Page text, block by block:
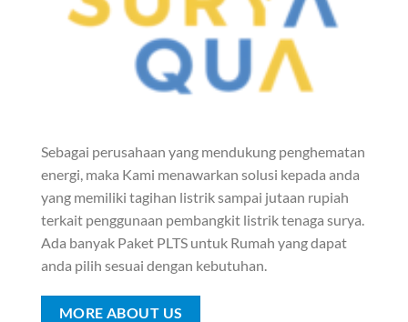
Sebagai perusahaan yang mendukung penghematan
energi, maka Kami menawarkan solusi kepada anda
yang memiliki tagihan listrik sampai jutaan rupiah
terkait penggunaan pembangkit listrik tenaga surya.
Ada banyak Paket PLTS untuk Rumah yang dapat
anda pilih sesuai dengan kebutuhan.
MORE ABOUT US